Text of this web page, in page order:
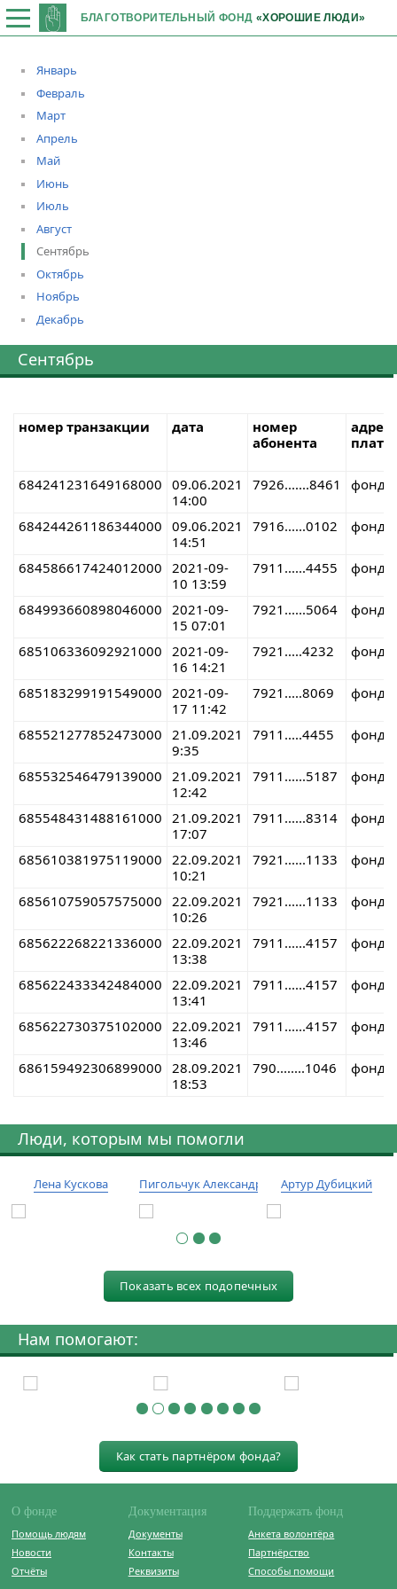
БЛАГОТВОРИТЕЛЬНЫЙ ФОНД «ХОРОШИЕ ЛЮДИ»
Январь
Февраль
Март
Апрель
Май
Июнь
Июль
Август
Сентябрь
Октябрь
Ноябрь
Декабрь
Сентябрь
номер транзакции дата
номер
абонента
684241231649168000 09.06.2021
14:00
7926.......8461 фонд
684244261186344000 09.06.2021
14:51
7916......0102 фонд
684586617424012000
2021-09-
10 13:59
7911......4455 фонд
684993660898046000
2021-09-
15 07:01
7921......5064 фонд
685106336092921000
2021-09-
16 14:21
7921.....4232 фонд
685183299191549000
2021-09-
17 11:42
7921.....8069 фонд
685521277852473000
21.09.2021
9:35
7911.....4455 фонд
685532546479139000
21.09.2021
12:42
7911......5187 фонд
685548431488161000
21.09.2021
17:07
7911......8314 фонд
685610381975119000
22.09.2021
10:21
7921......1133 фонд
685610759057575000
22.09.2021
10:26
7921......1133 фонд
685622268221336000
22.09.2021
13:38
7911......4157 фонд
685622433342484000
22.09.2021
13:41
7911......4157 фонд
685622730375102000
22.09.2021
13:46
7911......4157 фонд
686159492306899000
28.09.2021
18:53
790........1046 фонд
Люди, которым мы помогли
Лена Кускова Пигольчук Александр Артур Дубицкий
Показать всех подопечных
Нам помогают:
Как стать партнёром фонда?
О фонде
Помощь людям
Новости
Отчёты
Документация
Документы
Контакты
Реквизиты
Поддержать фонд
Анкета волонтёра
Партнёрство
Способы помощи